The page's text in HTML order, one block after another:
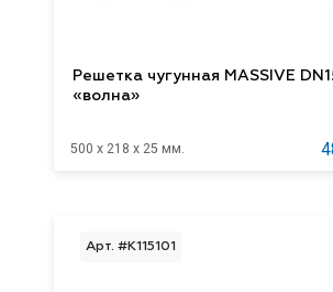
Решетка чугунная MASSIVE
«волна»
500 x 218 x 25 мм.
Арт. #K115101